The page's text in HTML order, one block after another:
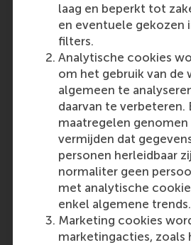
laag en beperkt tot
en eventuele gekozen
filters.
Analytische cookies
om het gebruik van de
algemeen te
daarvan te verbeteren.
maatregelen
vermijden dat
personen herleidbaar
normaliter geen
met analytische
enkel algemene trends.
Marketing cookies
marketingacties, zoals